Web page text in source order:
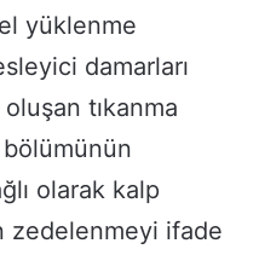
yüklenme
damarları
tıkanma
bölümünün
olarak kalp
zedelenmeyi ifade